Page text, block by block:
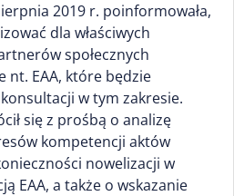
2019 r. poinformowała,
dla właściwych
społecznych
nt. EAA, które będzie
w tym zakresie.
się z prośbą o analizę
kompetencji aktów
nowelizacji w
EAA, a także o wskazanie